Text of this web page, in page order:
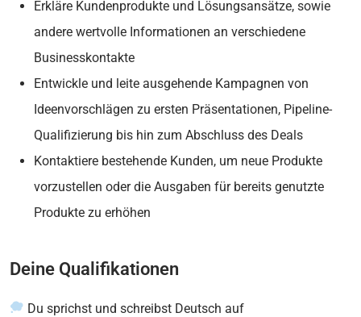
Erkläre Kundenprodukte und Lösungsansätze, sowie
andere wertvolle Informationen an verschiedene
Businesskontakte
Entwickle und leite ausgehende Kampagnen von
Ideenvorschlägen zu ersten Präsentationen, Pipeline-
Qualifizierung bis hin zum Abschluss des Deals
Kontaktiere bestehende Kunden, um neue Produkte
vorzustellen oder die Ausgaben für bereits genutzte
Produkte zu erhöhen
Deine Qualifikationen
Du sprichst und schreibst Deutsch auf